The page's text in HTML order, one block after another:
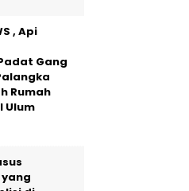
, Api
Gang
Rumah
Ulum